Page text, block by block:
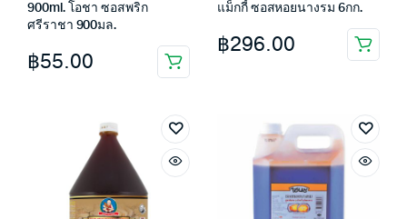
900ml. โอชา ซอสพริก
ศรีราชา 900มล.
฿55.00
แม็กกี้ ซอสหอยนางรม 6กก.
฿296.00